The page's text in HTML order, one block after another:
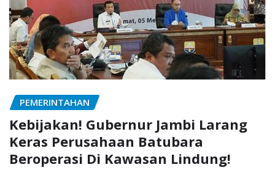
PEMERINTAHAN
Kebijakan! Gubernur Jambi Larang
Keras Perusahaan Batubara
Beroperasi Di Kawasan Lindung!